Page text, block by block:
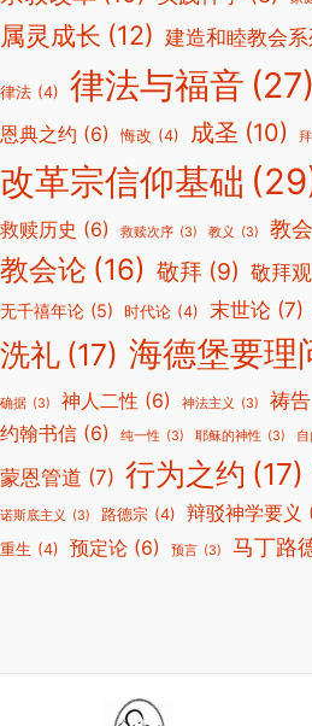
属灵成长 (12) 建造和睦教会系
律法 (4) 律法与福音 (27)
恩典之约 (6) 悔改 (4) 成圣 (10)
改革宗信仰基础
救赎历史 (6) 救赎次序 (3) 教义 (3) 教会
教会论 (16) 敬拜 (9) 敬拜观
无千禧年论 (5) 时代论 (4) 末世论 (7)
洗礼 (17) 海德堡要理
确据 (3) 神人二性 (6) 神法主义 (3) 祷告
约翰书信 (6) 纯一性 (3) 耶稣的神性 (3)
蒙恩管道 (7) 行为之约 (17)
诺斯底主义 (3) 路德宗 (4) 辩驳神学要义
重生 (4) 预定论 (6) 预言 (3) 马丁路